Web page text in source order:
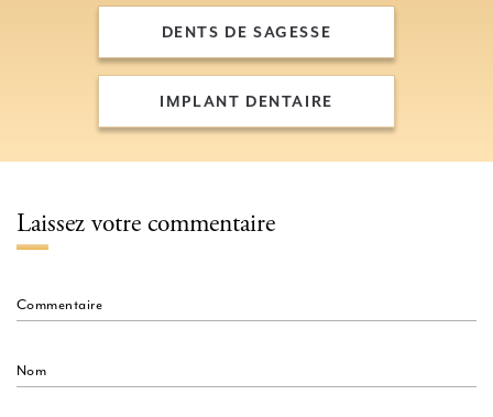
DENTS DE SAGESSE
IMPLANT DENTAIRE
Laissez votre commentaire
Commentaire
Nom